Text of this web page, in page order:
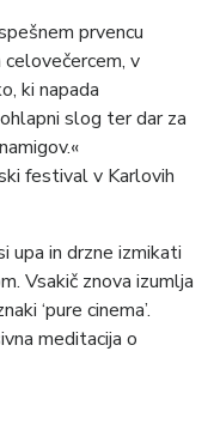
prvencu
v
ki napada
slog ter dar za
festival v Karlovih
upa in drzne izmikati
Vsakič znova izumlja
‘pure cinema’.
meditacija o